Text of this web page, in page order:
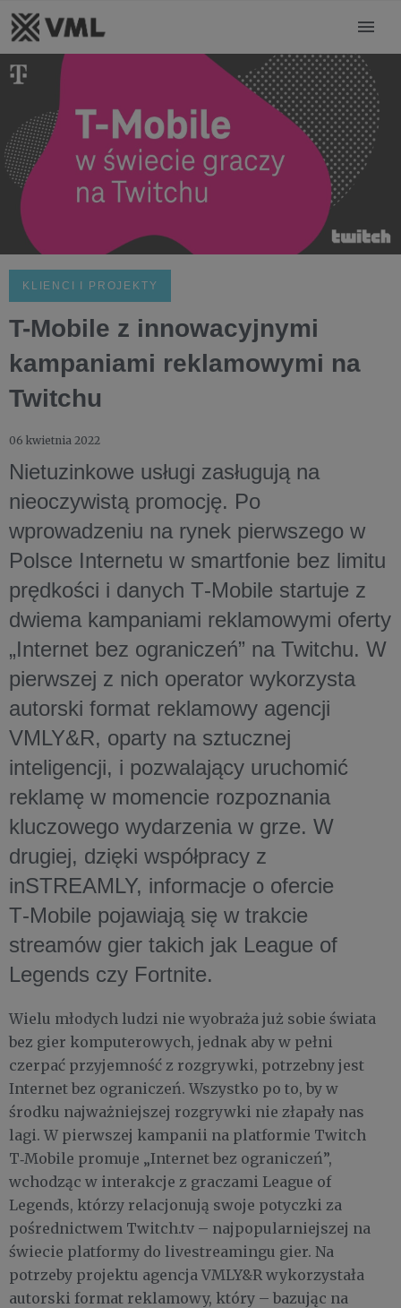
KLIENCI I PROJEKTY
T-Mobile z innowacyjnymi
kampaniami reklamowymi na
Twitchu
06 kwietnia 2022
Nietuzinkowe usługi zasługują na
nieoczywistą promocję. Po
wprowadzeniu na rynek pierwszego w
Polsce Internetu w smartfonie bez limitu
prędkości i danych T‑Mobile startuje z
dwiema kampaniami reklamowymi oferty
„Internet bez ograniczeń” na Twitchu. W
pierwszej z nich operator wykorzysta
autorski format reklamowy agencji
VMLY&R, oparty na sztucznej
inteligencji, i pozwalający uruchomić
reklamę w momencie rozpoznania
kluczowego wydarzenia w grze. W
drugiej, dzięki współpracy z
inSTREAMLY, informacje o ofercie
T‑Mobile pojawiają się w trakcie
streamów gier takich jak League of
Legends czy Fortnite.
Wielu młodych ludzi nie wyobraża już sobie świata
bez gier komputerowych, jednak aby w pełni
czerpać przyjemność z rozgrywki, potrzebny jest
Internet bez ograniczeń. Wszystko po to, by w
środku najważniejszej rozgrywki nie złapały nas
lagi. W pierwszej kampanii na platformie Twitch
T‑Mobile promuje „Internet bez ograniczeń”,
wchodząc w interakcje z graczami League of
Legends, którzy relacjonują swoje potyczki za
pośrednictwem Twitch.tv – najpopularniejszej na
świecie platformy do livestreamingu gier. Na
potrzeby projektu agencja VMLY&R wykorzystała
autorski format reklamowy, który – bazując na